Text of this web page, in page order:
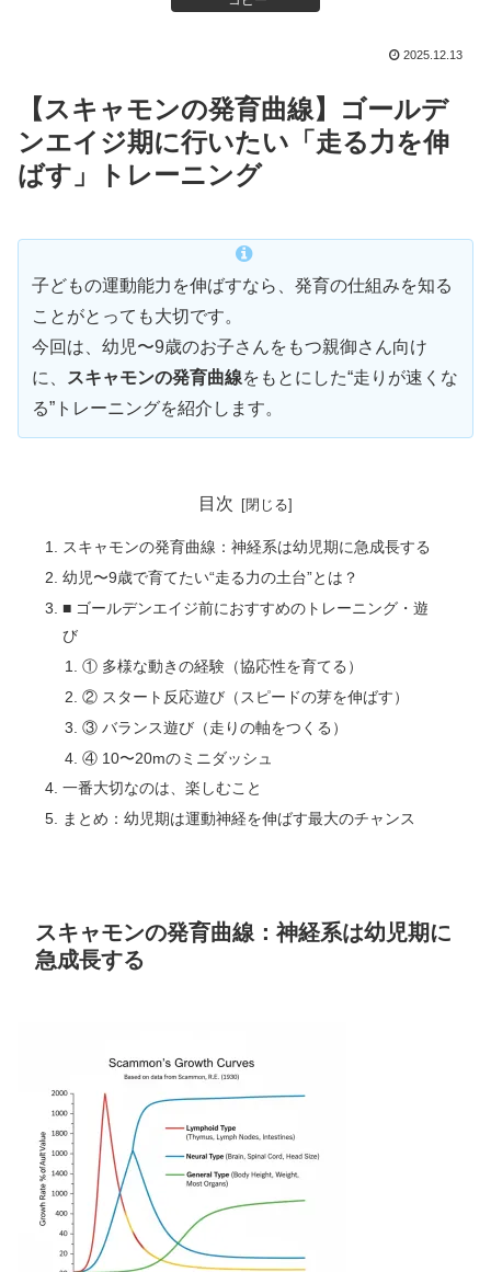
2025.12.13
【スキャモンの発育曲線】ゴールデ
ンエイジ期に行いたい「走る力を伸
ばす」トレーニング
子どもの運動能力を伸ばすなら、発育の仕組みを知る
ことがとっても大切です。
今回は、幼児〜9歳のお子さんをもつ親御さん向け
に、
スキャモンの発育曲線をもとにした“走りが速くな
る”トレーニングを紹介します。
目次
スキャモンの発育曲線：神経系は幼児期に急成長する
幼児〜9歳で育てたい“走る力の土台”とは？
■ ゴールデンエイジ前におすすめのトレーニング・遊
び
① 多様な動きの経験（協応性を育てる）
② スタート反応遊び（スピードの芽を伸ばす）
③ バランス遊び（走りの軸をつくる）
④ 10〜20mのミニダッシュ
一番大切なのは、楽しむこと
まとめ：幼児期は運動神経を伸ばす最大のチャンス
スキャモンの発育曲線：神経系は幼児期に
急成長する